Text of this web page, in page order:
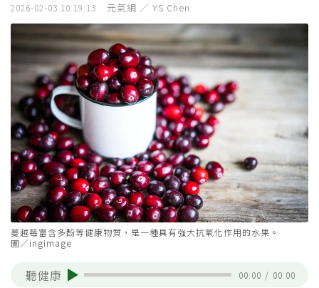
2026-02-03 10:19:13 元氣網 ／ YS Chen
蔓越莓富含多酚等健康物質，是一種具有強大抗氧化作用的水果。
圖／ingimage
聽健康 00:00 / 00:00